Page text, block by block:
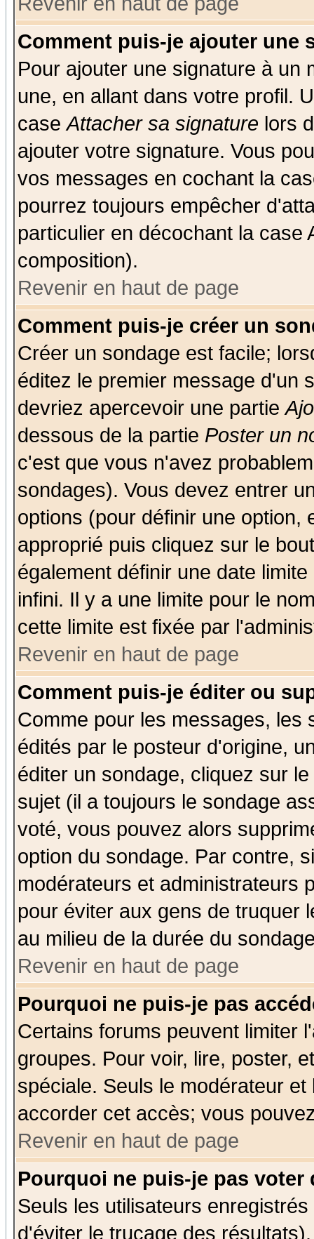
Comment puis-je ajouter une
Pour ajouter une signature à un
une, en allant dans votre profil.
caseAttacher sa signature lors
ajouter votre signature. Vous
vos messages en cochant la
pourrez toujours empêcher
particulier en décochant la case
composition).
Revenir en haut de page
Comment puis-je créer un
Créer un sondage est facile;
éditez le premier message d'un
devriez apercevoir une partie
dessous de la partie Poster un
c'est que vous n'avez
sondages). Vous devez entrer
options (pour définir une option,
approprié puis cliquez sur le
également définir une date
infini. Il y a une limite pour le
cette limite est fixée par
Revenir en haut de page
Comment puis-je éditer ou
Comme pour les messages, les
édités par le posteur d'origine,
éditer un sondage, cliquez sur
sujet (il a toujours le sondage
voté, vous pouvez alors
option du sondage. Par contre,
modérateurs et administrateurs
pour éviter aux gens de truquer
au milieu de la durée du
Revenir en haut de page
Pourquoi ne puis-je pas
Certains forums peuvent limiter
groupes. Pour voir, lire, poster,
spéciale. Seuls le modérateur
accorder cet accès; vous
Revenir en haut de page
Pourquoi ne puis-je pas voter
Seuls les utilisateurs
d'éviter le trucage des